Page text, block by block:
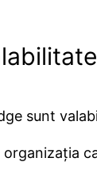
sunt